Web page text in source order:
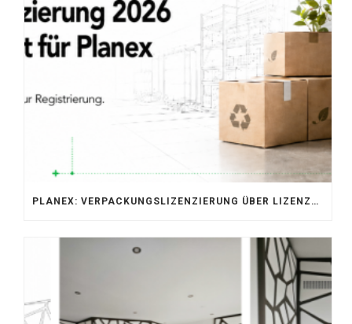
PLANEX: VERPACKUNGSLIZENZIERUNG ÜBER LIZENZERO & LUCID 2026